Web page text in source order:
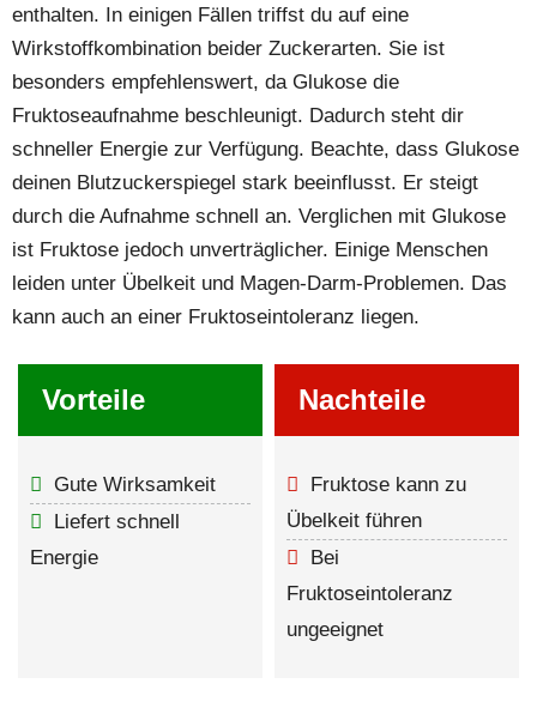
enthalten. In einigen Fällen triffst du auf eine
Wirkstoffkombination beider Zuckerarten. Sie ist
besonders empfehlenswert, da Glukose die
Fruktoseaufnahme beschleunigt. Dadurch steht dir
schneller Energie zur Verfügung. Beachte, dass Glukose
deinen Blutzuckerspiegel stark beeinflusst. Er steigt
durch die Aufnahme schnell an. Verglichen mit Glukose
ist Fruktose jedoch unverträglicher. Einige Menschen
leiden unter Übelkeit und Magen-Darm-Problemen. Das
kann auch an einer Fruktoseintoleranz liegen.
Vorteile
Gute Wirksamkeit
Liefert schnell
Energie
Nachteile
Fruktose kann zu
Übelkeit führen
Bei
Fruktoseintoleranz
ungeeignet